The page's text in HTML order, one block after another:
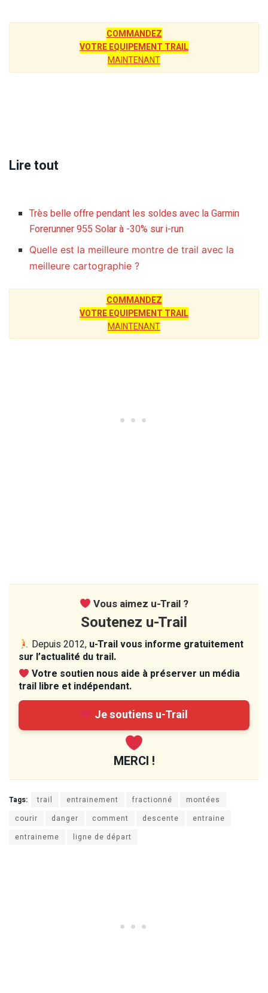
COMMANDEZ
VOTRE EQUIPEMENT TRAIL
MAINTENANT
Lire tout
Très belle offre pendant les soldes avec la Garmin
Forerunner 955 Solar à -30% sur i-run
Quelle est la meilleure montre de trail avec la
meilleure cartographie ?
COMMANDEZ
VOTRE EQUIPEMENT TRAIL
MAINTENANT
Vous aimez u-Trail ?
Soutenez u-Trail
Depuis 2012, u-Trail vous informe gratuitement
sur l’actualité du trail.
Votre soutien nous aide à préserver un média
trail libre et indépendant.
Je soutiens u-Trail
MERCI !
Tags: trail entrainement fractionné
montées
courir
danger comment descente
entraine
entraineme
ligne de départ